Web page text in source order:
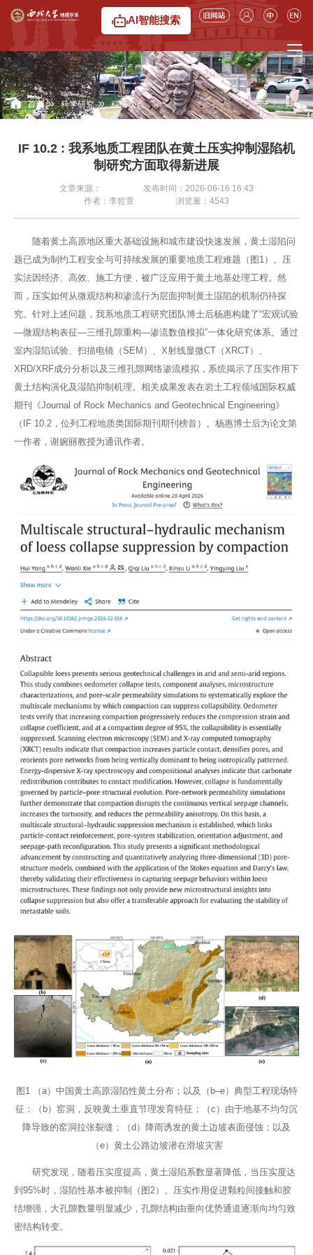
AI智能搜索
首页 » 科学研究 » 科研动态
IF 10.2 : 我系地质工程团队在黄土压实抑制湿陷机
制研究方面取得新进展
文章来源：
发布时间：2026-06-16 16:43
作者：李哲萱
浏览量： 4543
随着黄土高原地区重大基础设施和城市建设快速发展，黄土湿陷问
题已成为制约工程安全与可持续发展的重要地质工程难题（图1）。压
实法因经济、高效、施工方便，被广泛应用于黄土地基处理工程。然
而，压实如何从微观结构和渗流行为层面抑制黄土湿陷的机制仍待探
究。针对上述问题，我系地质工程研究团队博士后杨惠构建了“宏观试验
—微观结构表征—三维孔隙重构—渗流数值模拟”一体化研究体系。通过
室内湿陷试验、扫描电镜（SEM）、X射线显微CT（XRCT）、
XRD/XRF成分分析以及三维孔隙网络渗流模拟，系统揭示了压实作用下
黄土结构演化及湿陷抑制机理。相关成果发表在岩土工程领域国际权威
期刊《Journal of Rock Mechanics and Geotechnical Engineering》
（IF 10.2，位列工程地质类国际期刊期刊榜首）。杨惠博士后为论文第
一作者，谢婉丽教授为通讯作者。
图1 （a）中国黄土高原湿陷性黄土分布；以及（b–e）典型工程现场特
征：（b）窑洞，反映黄土垂直节理发育特征；（c）由于地基不均匀沉
降导致的窑洞拉张裂缝；（d）降雨诱发的黄土边坡表面侵蚀；以及
（e）黄土公路边坡潜在滑坡灾害
研究发现，随着压实度提高，黄土湿陷系数显著降低，当压实度达
到95%时，湿陷性基本被抑制（图2）。压实作用促进颗粒间接触和胶
结增强，大孔隙数量明显减少，孔隙结构由垂向优势通道逐渐向均匀致
密结构转变。